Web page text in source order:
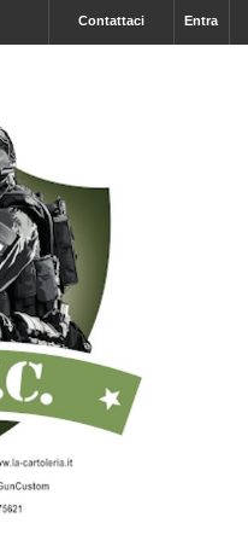
Entra
Contattaci